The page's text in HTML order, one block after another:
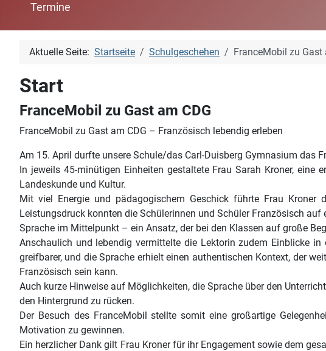
Termine
Aktuelle Seite: Startseite Schulgeschehen FranceMobil zu Gast
Start
FranceMobil zu Gast am CDG
FranceMobil zu Gast am CDG – Französisch lebendig erleben
Am 15. April durfte unsere Schule/das Carl-Duisberg Gymnasium das
In jeweils 45-minütigen Einheiten gestaltete Frau Sarah Kroner,
Landeskunde und Kultur.
Mit viel Energie und pädagogischem Geschick führte Frau
Leistungsdruck konnten die Schülerinnen und Schüler Französisch
Sprache im Mittelpunkt – ein Ansatz, der bei den Klassen auf große
Anschaulich und lebendig vermittelte die Lektorin zudem Einblicke
greifbarer, und die Sprache erhielt einen authentischen Kontext, der
Französisch sein kann.
Auch kurze Hinweise auf Möglichkeiten, die Sprache über den
den Hintergrund zu rücken.
Der Besuch des FranceMobil stellte somit eine großartige
Motivation zu gewinnen.
Ein herzlicher Dank gilt Frau Kroner für ihr Engagement sowie dem